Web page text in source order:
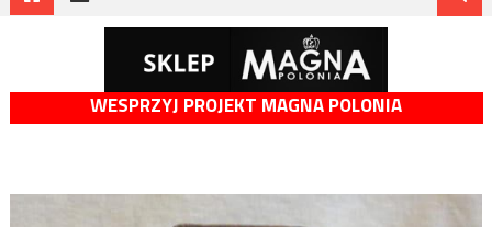
WESPRZYJ PROJEKT MAGNA POLONIA